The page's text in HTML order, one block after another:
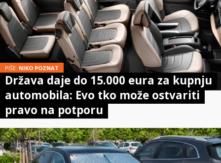
PIŠE: NIKO POZNAT
Država daje do 15.000 eura za kupnju
automobila: Evo tko može ostvariti
pravo na potporu